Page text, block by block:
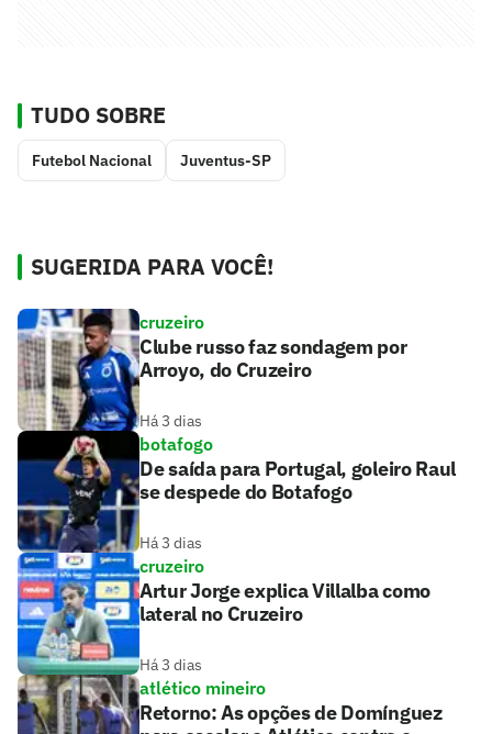
TUDO SOBRE
Futebol Nacional Juventus-SP
SUGERIDA PARA VOCÊ!
cruzeiro
Clube russo faz sondagem por
Arroyo, do Cruzeiro
Há 3 dias
botafogo
De saída para Portugal, goleiro Raul
se despede do Botafogo
Há 3 dias
cruzeiro
Artur Jorge explica Villalba como
lateral no Cruzeiro
Há 3 dias
atlético mineiro
Retorno: As opções de Domínguez